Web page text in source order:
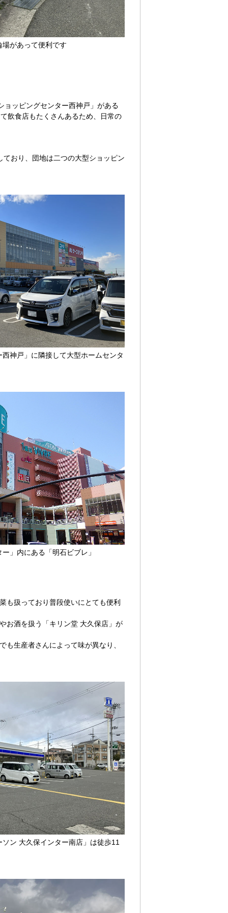
があって便利です
ョッピングセンター西神戸」がある
飲食店もたくさんあるため、日常の
おり、団地は二つの大型ショッピン
神戸」に隣接して大型ホームセンタ
」内にある「明石ビブレ」
も扱っており普段使いにとても便利
お酒を扱う「キリン堂 大久保店」が
生産者さんによって味が異なり、
ン 大久保インター南店」は徒歩11